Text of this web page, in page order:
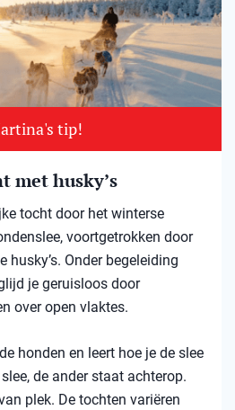
tip!
met husky’s
tocht door het winterse
voortgetrokken door
husky’s. Onder begeleiding
je geruisloos door
over open vlaktes.
honden en leert hoe je de slee
de ander staat achterop.
plek. De tochten variëren